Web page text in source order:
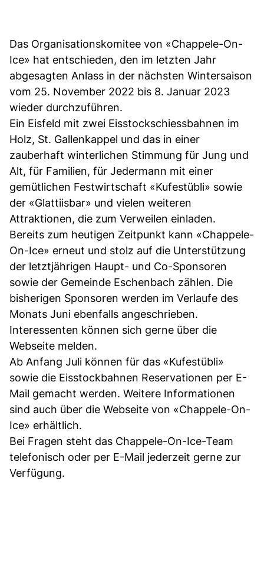
Das Organisationskomitee von «Chappele-On-
Ice» hat entschieden, den im letzten Jahr
abgesagten Anlass in der nächsten Wintersaison
vom 25. November 2022 bis 8. Januar 2023
wieder durchzuführen.
Ein Eisfeld mit zwei Eisstockschiessbahnen im
Holz, St. Gallenkappel und das in einer
zauberhaft winterlichen Stimmung für Jung und
Alt, für Familien, für Jedermann mit einer
gemütlichen Festwirtschaft «Kufestübli» sowie
der «Glattiisbar» und vielen weiteren
Attraktionen, die zum Verweilen einladen.
Bereits zum heutigen Zeitpunkt kann «Chappele-
On-Ice» erneut und stolz auf die Unterstützung
der letztjährigen Haupt- und Co-Sponsoren
sowie der Gemeinde Eschenbach zählen. Die
bisherigen Sponsoren werden im Verlaufe des
Monats Juni ebenfalls angeschrieben.
Interessenten können sich gerne über die
Webseite melden.
Ab Anfang Juli können für das «Kufestübli»
sowie die Eisstockbahnen Reservationen per E-
Mail gemacht werden. Weitere Informationen
sind auch über die Webseite von «Chappele-On-
Ice» erhältlich.
Bei Fragen steht das Chappele-On-Ice-Team
telefonisch oder per E-Mail jederzeit gerne zur
Verfügung.